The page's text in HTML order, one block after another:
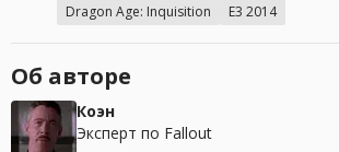
Dragon Age: Inquisition
E3 2014
Об авторе
Коэн
Эксперт по Fallout